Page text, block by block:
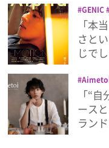
GENIC
二階堂
成 少年
曽野舜太
沢村玲
「本
さと
じで
ンス 藤
「“
ース
ラン